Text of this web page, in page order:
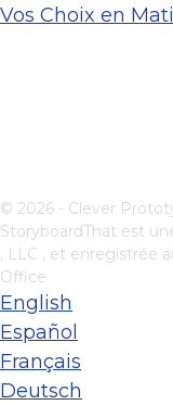
Vos Choix en
© 2026 - Clever
StoryboardThat est
, LLC , et enregistrée
Office
English
Español
Français
Deutsch